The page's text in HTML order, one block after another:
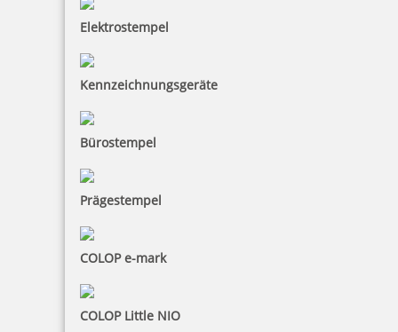
Elektrostempel
Kennzeichnungsgeräte
Bürostempel
Prägestempel
COLOP e-mark
COLOP Little NIO
Trodat Professional 54110/2 zweifarbig Datumstempel mit Text
83x53 mm
Jetzt gestalten